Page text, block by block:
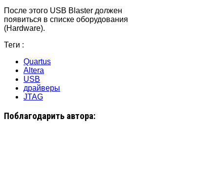
После этого USB Blaster должен
появиться в списке оборудования
(Hardware).
Теги :
Quartus
Altera
USB
драйверы
JTAG
Поблагодарить автора: